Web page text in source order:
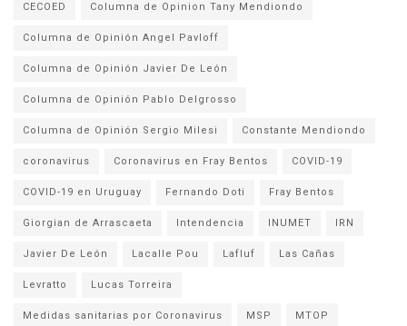
CECOED Columna de Opinion Tany Mendiondo
Columna de Opinión Angel Pavloff
Columna de Opinión Javier De León
Columna de Opinión Pablo Delgrosso
Columna de Opinión Sergio Milesi Constante Mendiondo
coronavirus Coronavirus en Fray Bentos COVID-19
COVID-19 en Uruguay Fernando Doti Fray Bentos
Giorgian de Arrascaeta Intendencia INUMET IRN
Javier De León Lacalle Pou Lafluf Las Cañas
Levratto Lucas Torreira
Medidas sanitarias por Coronavirus MSP MTOP